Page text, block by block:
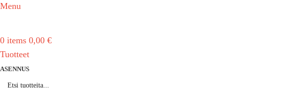
Menu
0 items 0,00 €
Tuotteet
ASENNUS